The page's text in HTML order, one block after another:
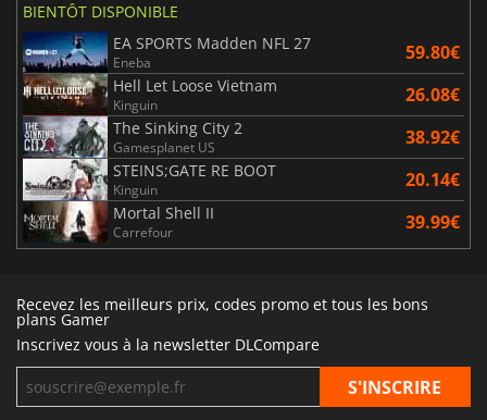
BIENTÔT DISPONIBLE
EA SPORTS Madden NFL 27
Eneba 59.80€
Hell Let Loose Vietnam
Kinguin 26.08€
The Sinking City 2
Gamesplanet US 38.92€
STEINS;GATE RE BOOT
Kinguin 20.14€
Mortal Shell II
Carrefour 39.99€
Recevez les meilleurs prix, codes promo et tous les bons
plans Gamer
Inscrivez vous à la newsletter DLCompare